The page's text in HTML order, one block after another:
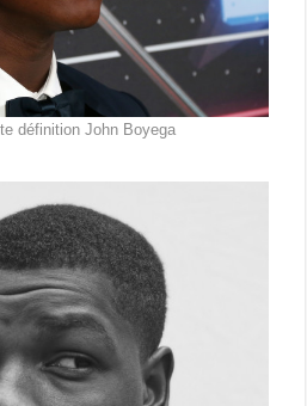
définition John Boyega